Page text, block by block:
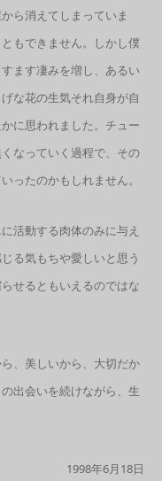
ら消えてしまっていま
もできません。しかし僕
ます凄みを増し、あるい
な花の生気それ自身が自
に思われました。チュー
なっていく過程で、その
ったのかもしれません。
活動する肉体のみに与え
る気もちや愛しいと思う
せるともいえるのではな
、美しいから、大切だか
出会いを続けながら、生
1998年6月18日